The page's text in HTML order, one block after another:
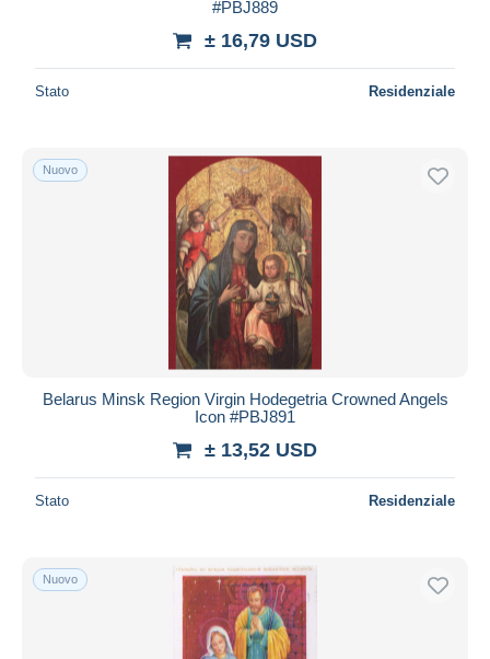
#PBJ889
± 16,79 USD
Stato Residenziale
Nuovo
Belarus Minsk Region Virgin Hodegetria Crowned Angels
Icon #PBJ891
± 13,52 USD
Stato Residenziale
Nuovo